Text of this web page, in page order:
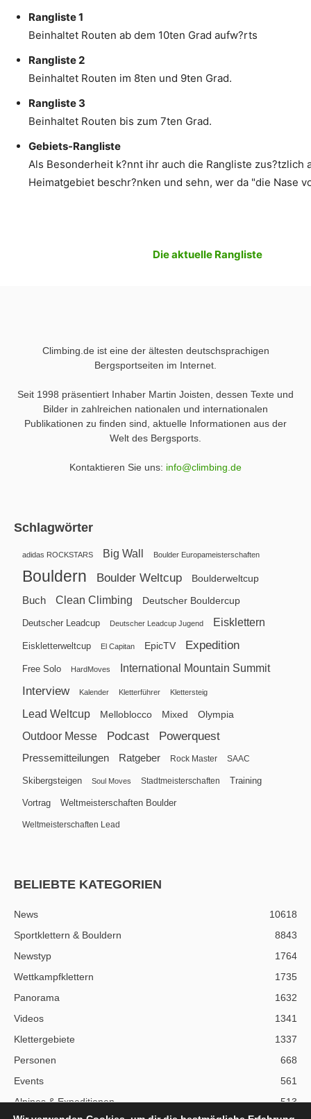
Rangliste 1
Beinhaltet Routen ab dem 10ten Grad aufw?rts
Rangliste 2
Beinhaltet Routen im 8ten und 9ten Grad.
Rangliste 3
Beinhaltet Routen bis zum 7ten Grad.
Gebiets-Rangliste
Als Besonderheit k?nnt ihr auch die Rangliste zus?tzlich
Heimatgebiet beschr?nken und sehn, wer da "die Nase
Die aktuelle Rangliste
Climbing.de ist eine der ältesten deutschsprachigen
Bergsportseiten im Internet.
Seit 1998 präsentiert Inhaber Martin Joisten, dessen Texte und
Bilder in zahlreichen nationalen und internationalen
Publikationen zu finden sind, aktuelle Informationen aus der
Welt des Bergsports.
Kontaktieren Sie uns: info@climbing.de
Schlagwörter
adidas ROCKSTARS Big Wall Boulder Europameisterschaften
Bouldern Boulder Weltcup Boulderweltcup
Buch Clean Climbing Deutscher Bouldercup
Deutscher Leadcup Deutscher Leadcup Jugend Eisklettern
Eiskletterweltcup El Capitan EpicTV Expedition
Free Solo HardMoves International Mountain Summit
Interview Kalender Kletterführer Klettersteig
Lead Weltcup Melloblocco Mixed Olympia
Outdoor Messe Podcast Powerquest
Pressemitteilungen Ratgeber Rock Master SAAC
Skibergsteigen Soul Moves Stadtmeisterschaften Training
Vortrag Weltmeisterschaften Boulder
Weltmeisterschaften Lead
BELIEBTE KATEGORIEN
News
10618
Sportklettern & Bouldern
8843
Newstyp
1764
Wettkampfklettern
1735
Panorama
1632
Videos
1341
Klettergebiete
1337
Personen
668
Events
561
Alpines & Expeditionen
513